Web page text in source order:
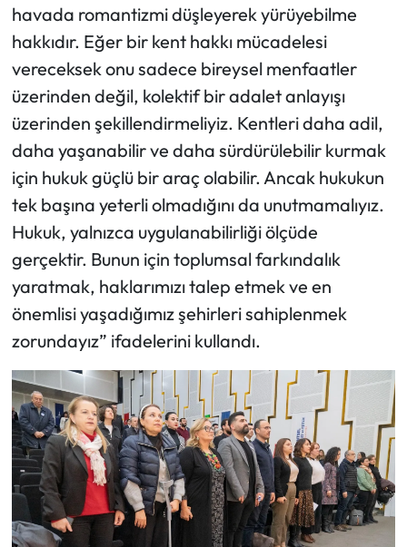
havada romantizmi düşleyerek yürüyebilme
hakkıdır. Eğer bir kent hakkı mücadelesi
vereceksek onu sadece bireysel menfaatler
üzerinden değil, kolektif bir adalet anlayışı
üzerinden şekillendirmeliyiz. Kentleri daha adil,
daha yaşanabilir ve daha sürdürülebilir kurmak
için hukuk güçlü bir araç olabilir. Ancak hukukun
tek başına yeterli olmadığını da unutmamalıyız.
Hukuk, yalnızca uygulanabilirliği ölçüde
gerçektir. Bunun için toplumsal farkındalık
yaratmak, haklarımızı talep etmek ve en
önemlisi yaşadığımız şehirleri sahiplenmek
zorundayız” ifadelerini kullandı.